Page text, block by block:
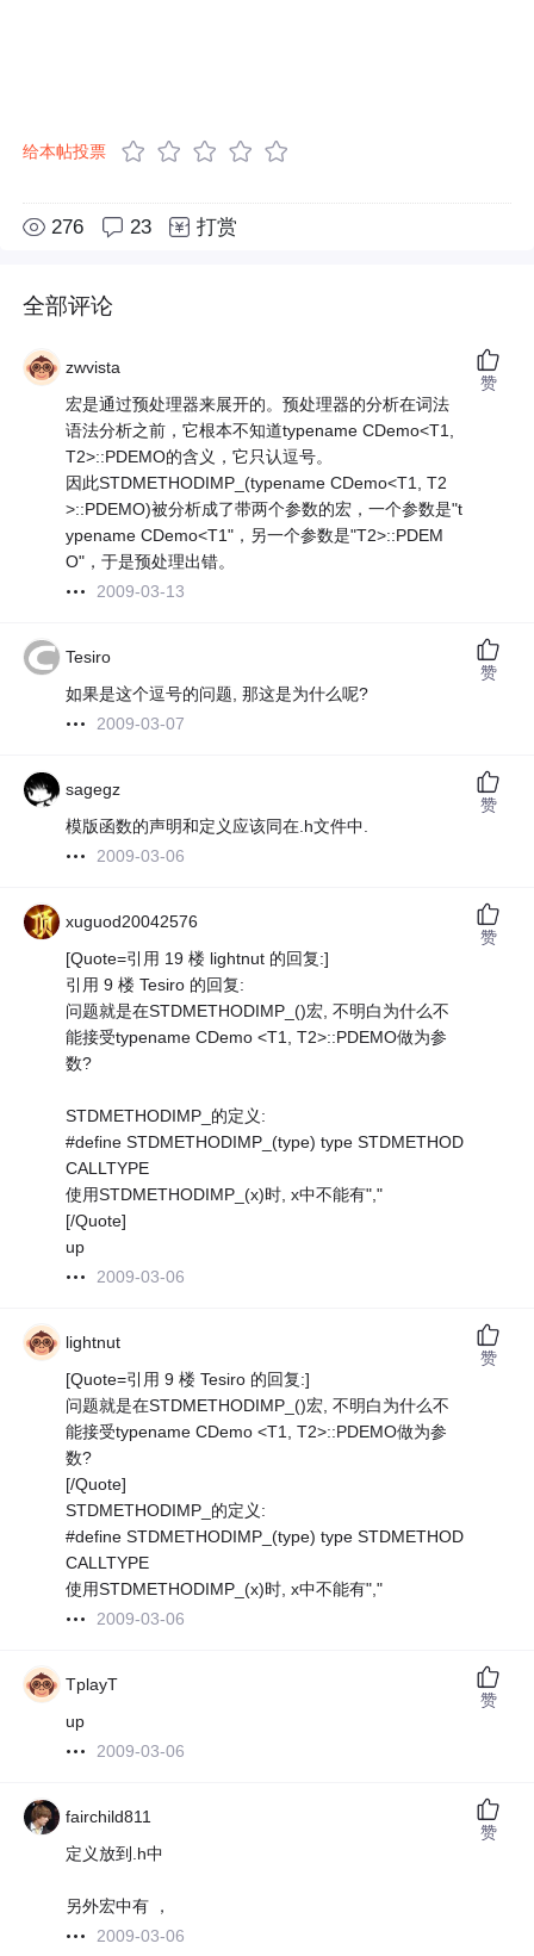
给本帖投票
276 23 打赏
全部评论
zwvista
宏是通过预处理器来展开的。预处理器的分析在词法
语法分析之前，它根本不知道typename CDemo<T1,
T2>::PDEMO的含义，它只认逗号。
因此STDMETHODIMP_(typename CDemo<T1, T2
>::PDEMO)被分析成了带两个参数的宏，一个参数是"t
ypename CDemo<T1"，另一个参数是"T2>::PDEM
O"，于是预处理出错。
2009-03-13
赞
Tesiro
如果是这个逗号的问题, 那这是为什么呢?
2009-03-07
赞
sagegz
模版函数的声明和定义应该同在.h文件中.
2009-03-06
赞
xuguod20042576
[Quote=引用 19 楼 lightnut 的回复:]
引用 9 楼 Tesiro 的回复:
问题就是在STDMETHODIMP_()宏, 不明白为什么不
能接受typename CDemo <T1, T2>::PDEMO做为参
数?
STDMETHODIMP_的定义:
#define STDMETHODIMP_(type) type STDMETHOD
CALLTYPE
使用STDMETHODIMP_(x)时, x中不能有","
[/Quote]
up
2009-03-06
赞
lightnut
[Quote=引用 9 楼 Tesiro 的回复:]
问题就是在STDMETHODIMP_()宏, 不明白为什么不
能接受typename CDemo <T1, T2>::PDEMO做为参
数?
[/Quote]
STDMETHODIMP_的定义:
#define STDMETHODIMP_(type) type STDMETHOD
CALLTYPE
使用STDMETHODIMP_(x)时, x中不能有","
2009-03-06
赞
TplayT
up
2009-03-06
赞
fairchild811
定义放到.h中
另外宏中有 ，
2009-03-06
赞